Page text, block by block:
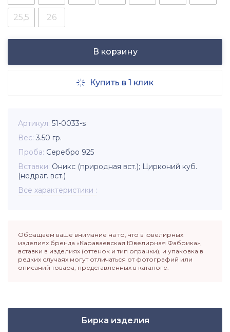
25,5 26
В корзину
 Купить в 1 клик
Артикул 51-0033-s
Вес 3.50 гр.
Проба Серебро 925
Вставки Оникс (природная вст.); Цирконий куб.
(недраг. вст.)
Все характеристики
Обращаем ваше внимание на то, что в ювелирных
изделиях бренда «Караваевская Ювелирная Фабрика»,
вставки в изделиях (оттенок и тип огранки), и упаковка в
редких случаях могут отличаться от фотографий или
описаний товара, представленных в каталоге.
Бирка изделия